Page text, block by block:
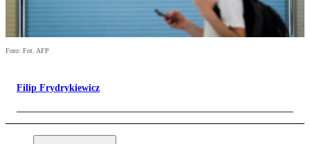
Foto: Fot. AFP
Filip Frydrykiewicz